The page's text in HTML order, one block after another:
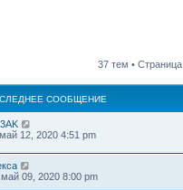
37 тем • Страница
СООБЩЕНИЕ
12, 2020 4:51 pm
09, 2020 8:00 pm